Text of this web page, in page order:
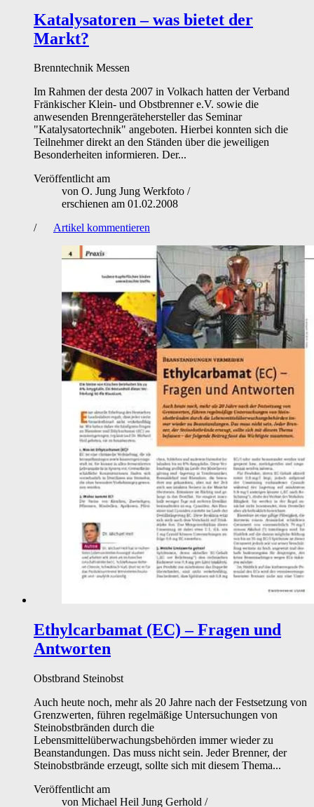
Katalysatoren – was bietet der
Markt?
Brenntechnik Messen
Im Rahmen der desta 2007 in Volkach hatten der Verband
Fränkischer Klein- und Obstbrenner e.V. sowie die
anwesenden Brenngerätehersteller das Seminar
"Katalysatortechnik" angeboten. Hierbei konnten sich die
Teilnehmer direkt an den Ständen über die jeweiligen
Besonderheiten informieren. Der...
Veröffentlicht am
von O. Jung Jung Werkfoto /
erschienen am 01.02.2008
/
Artikel kommentieren
Ethylcarbamat (EC) – Fragen und
Antworten
Obstbrand Steinobst
Auch heute noch, mehr als 20 Jahre nach der Festsetzung von
Grenzwerten, führen regelmäßige Untersuchungen von
Steinobstbränden durch die
Lebensmittelüberwachungsbehörden immer wieder zu
Beanstandungen. Das muss nicht sein. Jeder Brenner, der
Steinobstbrände erzeugt, sollte sich mit diesem Thema...
Veröffentlicht am
von Michael Heil Jung Gerhold /